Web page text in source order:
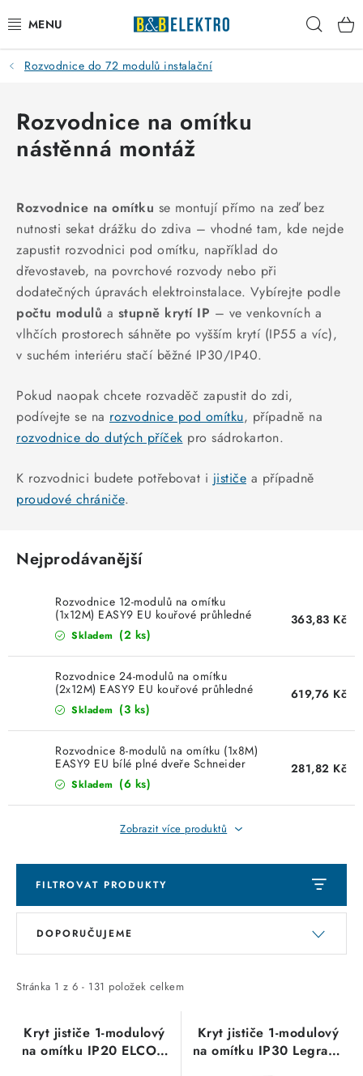
na
obsah
Reklamace / Vrácení zboží
Blog
Kontakty
VYPÍNAČE
ELEKTROMATERIÁL
JISTIČE
KABELY
VENTILÁTORY
FOTOVOLTAIKA
SVÍTIDLA domovní
LED osvětlení
SVÍTIDLA interiérová
SVÍTIDLA technická
NÁŘADÍ
Položky bez zařazené kategorie dle výrobců
VÁNOCE
OSVĚTLENÍ
Ochrana osobních údajů
Moje objednávka
Rozvodnice do 72 modulů instalační
Rozvodnice na omítku
nástěnná montáž
Rozvodnice na omítku se montují přímo na zeď bez
nutnosti sekat drážku do zdiva – vhodné tam, kde nejde
zapustit rozvodnici pod omítku, například do
dřevostaveb, na povrchové rozvody nebo při
dodatečných úpravách elektroinstalace. Vybírejte podle
počtu modulů a stupně krytí IP – ve venkovních a
vlhčích prostorech sáhněte po vyšším krytí (IP55 a víc),
v suchém interiéru stačí běžné IP30/IP40.
Pokud naopak chcete rozvaděč zapustit do zdi,
podívejte se na rozvodnice pod omítku, případně na
rozvodnice do dutých příček pro sádrokarton.
K rozvodnici budete potřebovat i jističe a případně
proudové chrániče.
Nejprodávanější
Rozvodnice 12-modulů na omítku
(1x12M) EASY9 EU kouřové průhledné
dveře Schneider Electric EZ9EUC112
Skladem (2 ks)
363,83 Kč
Rozvodnice 24-modulů na omítku
(2x12M) EASY9 EU kouřové průhledné
dveře Schneider Electric EZ9EUC212
Skladem (3 ks)
619,76 Kč
Rozvodnice 8-modulů na omítku (1x8M)
EASY9 EU bílé plné dveře Schneider
Electric EZ9EUD108
Skladem (6 ks)
281,82 Kč
Zobrazit více produktů
FILTROVAT PRODUKTY
V
i
p
r
Stránka 1 z 6 - 131 položek celkem
Ř
e
p
DOPORUČUJEME
Kryt jističe 1-modulový
na omítku IP20 ELCON
Kryt jističe 1-modulový
na omítku IP30 Legrand